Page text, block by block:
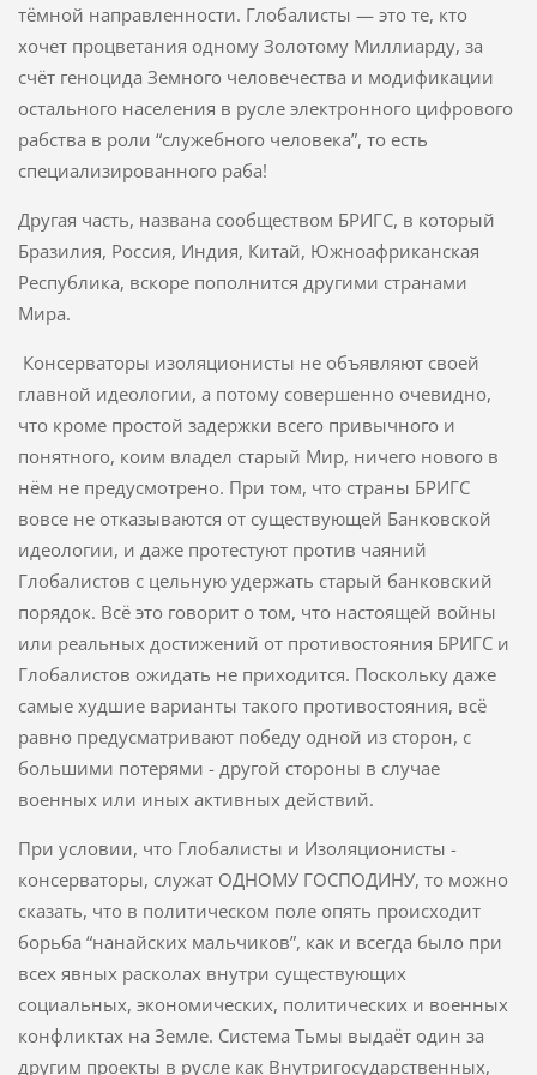
тёмной направленности. Глобалисты — это те, кто
хочет процветания одному Золотому Миллиарду, за
счёт геноцида Земного человечества и модификации
остального населения в русле электронного цифрового
рабства в роли “служебного человека”, то есть
специализированного раба!
Другая часть, названа сообществом БРИГС, в который
Бразилия, Россия, Индия, Китай, Южноафриканская
Республика, вскоре пополнится другими странами
Мира.
Консерваторы изоляционисты не объявляют своей
главной идеологии, а потому совершенно очевидно,
что кроме простой задержки всего привычного и
понятного, коим владел старый Мир, ничего нового в
нём не предусмотрено. При том, что страны БРИГС
вовсе не отказываются от существующей Банковской
идеологии, и даже протестуют против чаяний
Глобалистов с цельную удержать старый банковский
порядок. Всё это говорит о том, что настоящей войны
или реальных достижений от противостояния БРИГС и
Глобалистов ожидать не приходится. Поскольку даже
самые худшие варианты такого противостояния, всё
равно предусматривают победу одной из сторон, с
большими потерями - другой стороны в случае
военных или иных активных действий.
При условии, что Глобалисты и Изоляционисты -
консерваторы, служат ОДНОМУ ГОСПОДИНУ, то можно
сказать, что в политическом поле опять происходит
борьба “нанайских мальчиков”, как и всегда было при
всех явных расколах внутри существующих
социальных, экономических, политических и военных
конфликтах на Земле. Система Тьмы выдаёт один за
другим проекты в русле как Внутригосударственных,